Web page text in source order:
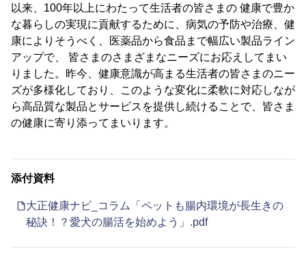
以来、100年以上にわたって生活者の皆さまの 健康で豊か
な暮らしの実現に貢献するために、病気の予防や治療、健
康によりそうべく、医薬品から食品まで幅広い製品ライン
アップで、 皆さまのさまざまなニーズにお応えしてまい
りました。昨今、健康意識が高まる生活者の皆さまのニー
ズが多様化しており、このような変化に柔軟に対応しなが
ら高品質な製品とサービスを提供し続けることで、皆さま
の健康に寄り添ってまいります。
添付資料
大正健康ナビ_コラム「ペットも腸内環境が長生きの
秘訣！？愛犬の腸活を始めよう」.pdf